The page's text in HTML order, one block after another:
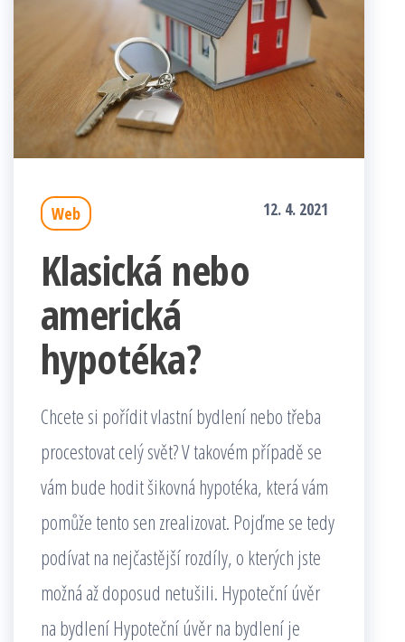
Web 12. 4. 2021
Klasická nebo
americká
hypotéka?
Chcete si pořídit vlastní bydlení nebo třeba
procestovat celý svět? V takovém případě se
vám bude hodit šikovná hypotéka, která vám
pomůže tento sen zrealizovat. Pojďme se tedy
podívat na nejčastější rozdíly, o kterých jste
možná až doposud netušili. Hypoteční úvěr
na bydlení Hypoteční úvěr na bydlení je